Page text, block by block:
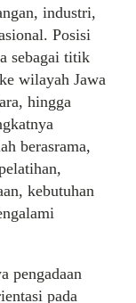
industri,
Posisi
sebagai titik
wilayah Jawa
hingga
berasrama,
kebutuhan
pengadaan
pada